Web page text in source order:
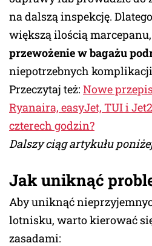
na dalszą inspekcję.
większą ilością marcepanu,
przewożenie w bagażu
niepotrzebnych
Przeczytaj też: Nowe
Ryanaira, easyJet, TUI i
czterech godzin?
Dalszy ciąg artykułu
Jak uniknąć
Aby uniknąć
lotnisku, warto kierować
zasadami: